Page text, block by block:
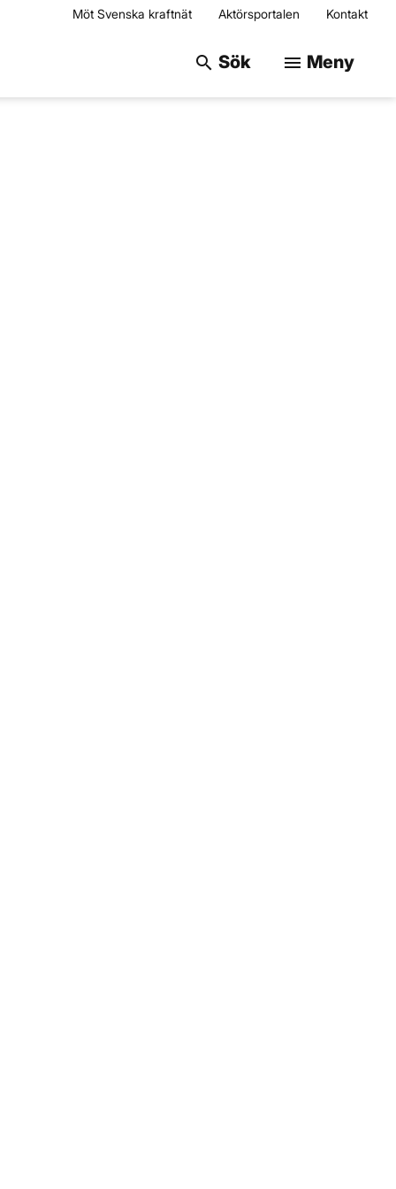
Möt Svenska kraftnät Aktörsportalen Kontakt
search Sök Sök på
menu Meny